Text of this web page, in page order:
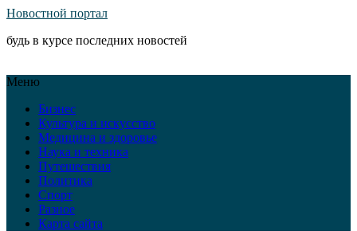
Новостной портал
будь в курсе последних новостей
Меню
Бизнес
Культура и искусство
Медицина и здоровье
Наука и техника
Путешествия
Политика
Спорт
Разное
Карта сайта